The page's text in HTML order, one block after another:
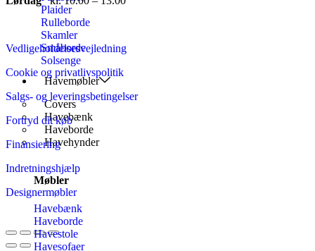
Plaider
Rulleborde
Skamler
Småborde
Solsenge
Havemøbler
Covers
Havebænk
Haveborde
Havehynder
Møbler
Havebænk
Haveborde
Havestole
Havesofaer
Vedligeholdelsesvejledning
Cookie og privatlivspolitik
Salgs- og leveringsbetingelser
Fortryd dit køb
Finansiering
Indretningshjælp
Designermøbler